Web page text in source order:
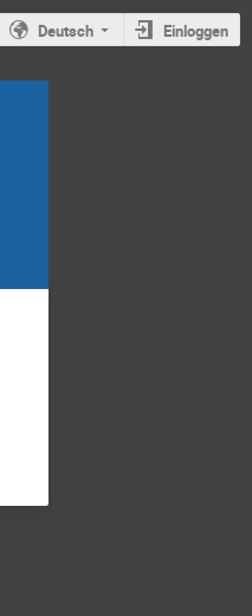
Deutsch Einloggen